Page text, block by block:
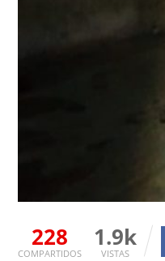
228
COMPARTIDOS
1.9k
VISTAS